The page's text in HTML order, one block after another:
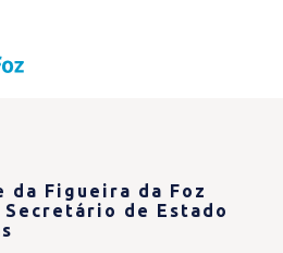
da Figueira da Foz
de Estado